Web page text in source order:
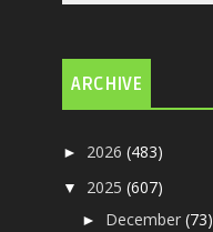
ARCHIVE
► 2026(483)
▼ 2025(607)
► December(73)